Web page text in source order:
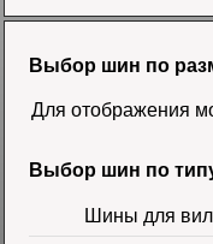
58500 руб.
Выбор шин по
Для отображения
Выбор шин по
Шины для